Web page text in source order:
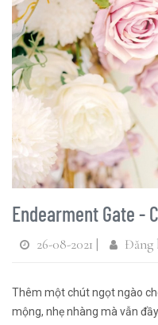
Endearment Gate -
26-08-2021 | Đăng
Thêm một chút ngọt ngào
mộng, nhẹ nhàng mà vẫn